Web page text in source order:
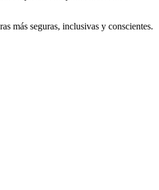
más seguras, inclusivas y conscientes.